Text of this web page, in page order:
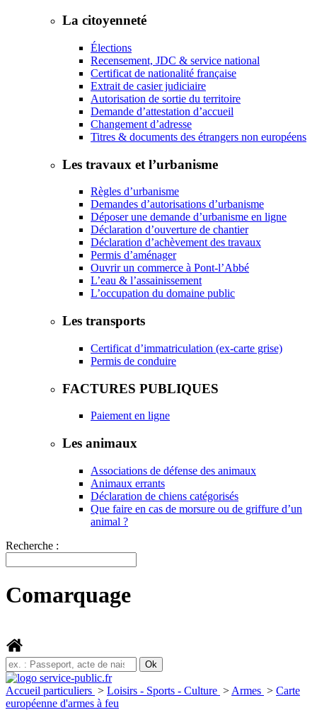
La citoyenneté
Élections
Recensement, JDC & service national
Certificat de nationalité française
Extrait de casier judiciaire
Autorisation de sortie du territoire
Demande d’attestation d’accueil
Changement d’adresse
Titres & documents des étrangers non européens
Les travaux et l’urbanisme
Règles d’urbanisme
Demandes d’autorisations d’urbanisme
Déposer une demande d’urbanisme en ligne
Déclaration d’ouverture de chantier
Déclaration d’achèvement des travaux
Permis d’aménager
Ouvrir un commerce à Pont-l’Abbé
L’eau & l’assainissement
L’occupation du domaine public
Les transports
Certificat d’immatriculation (ex-carte grise)
Permis de conduire
FACTURES PUBLIQUES
Paiement en ligne
Les animaux
Associations de défense des animaux
Animaux errants
Déclaration de chiens catégorisés
Que faire en cas de morsure ou de griffure d’un
animal ?
Recherche :
Comarquage
Accueil particuliers > Loisirs - Sports - Culture > Armes > Carte
européenne d'armes à feu